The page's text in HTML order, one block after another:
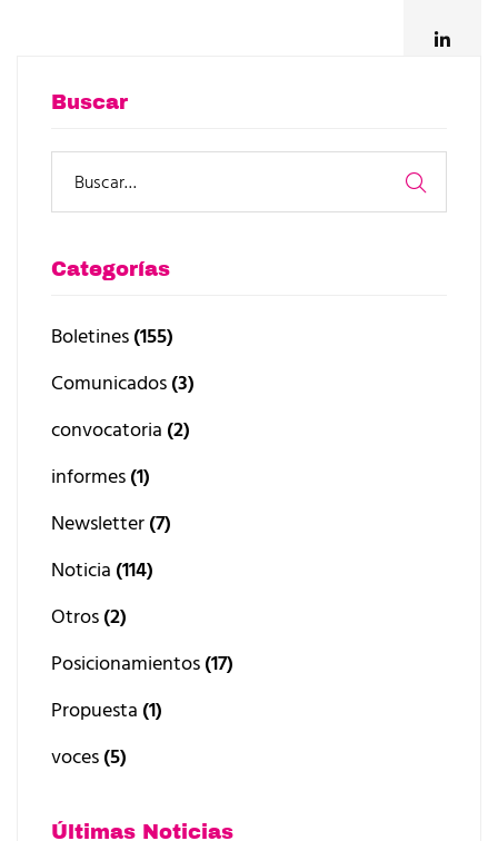
Buscar
Categorías
Boletines(155)
Comunicados(3)
convocatoria (2)
informes(1)
Newsletter(7)
Noticia (114)
Otros(2)
Posicionamientos(17)
Propuesta (1)
voces(5)
Últimas Noticias